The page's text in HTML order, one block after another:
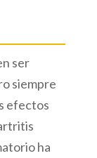
ser
siempre
efectos
ha